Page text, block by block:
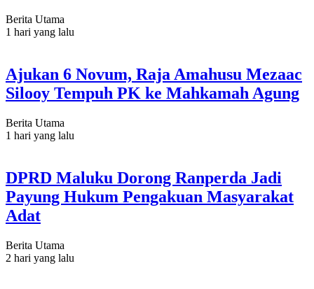
Berita Utama
1 hari yang lalu
Ajukan 6 Novum, Raja Amahusu Mezaac
Silooy Tempuh PK ke Mahkamah Agung
Berita Utama
1 hari yang lalu
DPRD Maluku Dorong Ranperda Jadi
Payung Hukum Pengakuan Masyarakat
Adat
Berita Utama
2 hari yang lalu